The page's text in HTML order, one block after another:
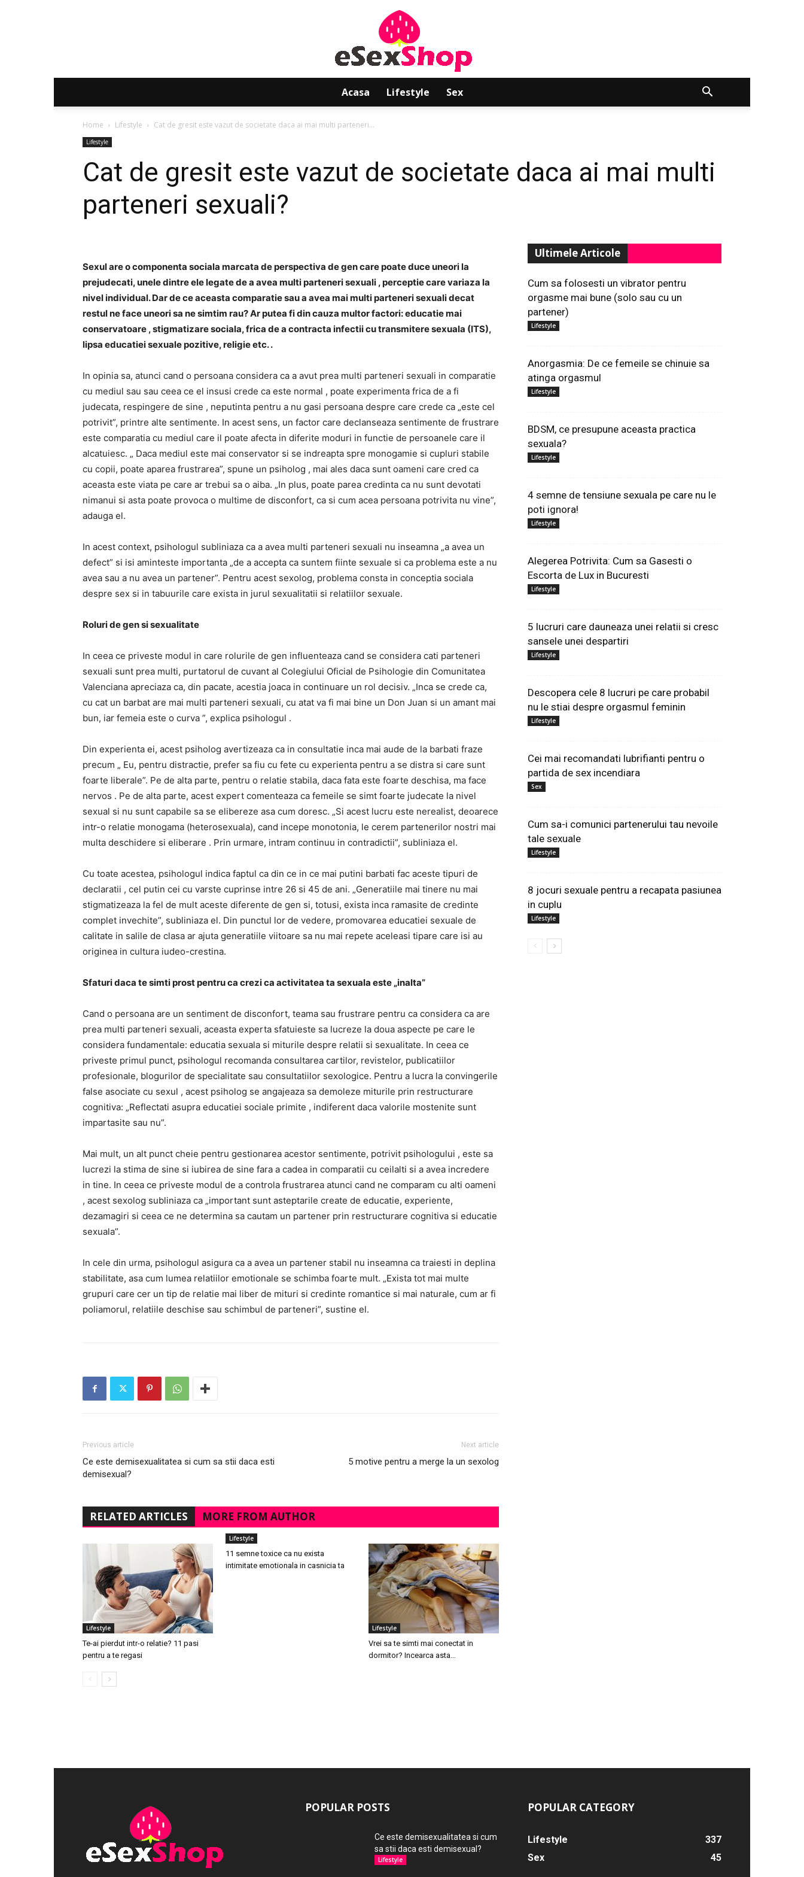
Acasa Lifestyle Sex
Home Lifestyle Cat de gresit este vazut de societate daca ai mai multi parteneri...
Lifestyle
Cat de gresit este vazut de societate daca ai mai multi
parteneri sexuali?
Sexul are o componenta sociala marcata de perspectiva de gen care poate duce uneori la
prejudecati, unele dintre ele legate de a avea multi parteneri sexuali , perceptie care variaza la
nivel individual. Dar de ce aceasta comparatie sau a avea mai multi parteneri sexuali decat
restul ne face uneori sa ne simtim rau? Ar putea fi din cauza multor factori: educatie mai
conservatoare , stigmatizare sociala, frica de a contracta infectii cu transmitere sexuala (ITS),
lipsa educatiei sexuale pozitive, religie etc. .
In opinia sa, atunci cand o persoana considera ca a avut prea multi parteneri sexuali in comparatie
cu mediul sau sau ceea ce el insusi crede ca este normal , poate experimenta frica de a fi
judecata, respingere de sine , neputinta pentru a nu gasi persoana despre care crede ca „este cel
potrivit”, printre alte sentimente. In acest sens, un factor care declanseaza sentimente de frustrare
este comparatia cu mediul care il poate afecta in diferite moduri in functie de persoanele care il
alcatuiesc. „ Daca mediul este mai conservator si se indreapta spre monogamie si cupluri stabile
cu copii, poate aparea frustrarea”, spune un psiholog , mai ales daca sunt oameni care cred ca
aceasta este viata pe care ar trebui sa o aiba. „In plus, poate parea credinta ca nu sunt devotati
nimanui si asta poate provoca o multime de disconfort, ca si cum acea persoana potrivita nu vine”,
adauga el.
In acest context, psihologul subliniaza ca a avea multi parteneri sexuali nu inseamna „a avea un
defect” si isi aminteste importanta „de a accepta ca suntem fiinte sexuale si ca problema este a nu
avea sau a nu avea un partener”. Pentru acest sexolog, problema consta in conceptia sociala
despre sex si in tabuurile care exista in jurul sexualitatii si relatiilor sexuale.
Roluri de gen si sexualitate
In ceea ce priveste modul in care rolurile de gen influenteaza cand se considera cati parteneri
sexuali sunt prea multi, purtatorul de cuvant al Colegiului Oficial de Psihologie din Comunitatea
Valenciana apreciaza ca, din pacate, acestia joaca in continuare un rol decisiv. „Inca se crede ca,
cu cat un barbat are mai multi parteneri sexuali, cu atat va fi mai bine un Don Juan si un amant mai
bun, iar femeia este o curva ”, explica psihologul .
Din experienta ei, acest psiholog avertizeaza ca in consultatie inca mai aude de la barbati fraze
precum „ Eu, pentru distractie, prefer sa fiu cu fete cu experienta pentru a se distra si care sunt
foarte liberale”. Pe de alta parte, pentru o relatie stabila, daca fata este foarte deschisa, ma face
nervos . Pe de alta parte, acest expert comenteaza ca femeile se simt foarte judecate la nivel
sexual si nu sunt capabile sa se elibereze asa cum doresc. „Si acest lucru este nerealist, deoarece
intr-o relatie monogama (heterosexuala), cand incepe monotonia, le cerem partenerilor nostri mai
multa deschidere si eliberare . Prin urmare, intram continuu in contradictii”, subliniaza el.
Cu toate acestea, psihologul indica faptul ca din ce in ce mai putini barbati fac aceste tipuri de
declaratii , cel putin cei cu varste cuprinse intre 26 si 45 de ani. „Generatiile mai tinere nu mai
stigmatizeaza la fel de mult aceste diferente de gen si, totusi, exista inca ramasite de credinte
complet invechite”, subliniaza el. Din punctul lor de vedere, promovarea educatiei sexuale de
calitate in salile de clasa ar ajuta generatiile viitoare sa nu mai repete aceleasi tipare care isi au
originea in cultura iudeo-crestina.
Sfaturi daca te simti prost pentru ca crezi ca activitatea ta sexuala este „inalta”
Cand o persoana are un sentiment de disconfort, teama sau frustrare pentru ca considera ca are
prea multi parteneri sexuali, aceasta experta sfatuieste sa lucreze la doua aspecte pe care le
considera fundamentale: educatia sexuala si miturile despre relatii si sexualitate. In ceea ce
priveste primul punct, psihologul recomanda consultarea cartilor, revistelor, publicatiilor
profesionale, blogurilor de specialitate sau consultatiilor sexologice. Pentru a lucra la convingerile
false asociate cu sexul , acest psiholog se angajeaza sa demoleze miturile prin restructurare
cognitiva: „Reflectati asupra educatiei sociale primite , indiferent daca valorile mostenite sunt
impartasite sau nu”.
Mai mult, un alt punct cheie pentru gestionarea acestor sentimente, potrivit psihologului , este sa
lucrezi la stima de sine si iubirea de sine fara a cadea in comparatii cu ceilalti si a avea incredere
in tine. In ceea ce priveste modul de a controla frustrarea atunci cand ne comparam cu alti oameni
, acest sexolog subliniaza ca „important sunt asteptarile create de educatie, experiente,
dezamagiri si ceea ce ne determina sa cautam un partener prin restructurare cognitiva si educatie
sexuala”.
In cele din urma, psihologul asigura ca a avea un partener stabil nu inseamna ca traiesti in deplina
stabilitate, asa cum lumea relatiilor emotionale se schimba foarte mult. „Exista tot mai multe
grupuri care cer un tip de relatie mai liber de mituri si credinte romantice si mai naturale, cum ar fi
poliamorul, relatiile deschise sau schimbul de parteneri”, sustine el.
Previous article
Ce este demisexualitatea si cum sa stii daca esti
demisexual?
Next article
5 motive pentru a merge la un sexolog
RELATED ARTICLES MORE FROM AUTHOR
Lifestyle
Te-ai pierdut intr-o relatie? 11 pasi
pentru a te regasi
Lifestyle
11 semne toxice ca nu exista
intimitate emotionala in casnicia ta
Lifestyle
Vrei sa te simti mai conectat in
dormitor? Incearca asta…
Ultimele Articole
Cum sa folosesti un vibrator pentru
orgasme mai bune (solo sau cu un
partener)
Lifestyle
Anorgasmia: De ce femeile se chinuie sa
atinga orgasmul
Lifestyle
BDSM, ce presupune aceasta practica
sexuala?
Lifestyle
4 semne de tensiune sexuala pe care nu le
poti ignora!
Lifestyle
Alegerea Potrivita: Cum sa Gasesti o
Escorta de Lux in Bucuresti
Lifestyle
5 lucruri care dauneaza unei relatii si cresc
sansele unei despartiri
Lifestyle
Descopera cele 8 lucruri pe care probabil
nu le stiai despre orgasmul feminin
Lifestyle
Cei mai recomandati lubrifianti pentru o
partida de sex incendiara
Sex
Cum sa-i comunici partenerului tau nevoile
tale sexuale
Lifestyle
8 jocuri sexuale pentru a recapata pasiunea
in cuplu
Lifestyle
POPULAR POSTS
Ce este demisexualitatea si cum
sa stii daca esti demisexual?
Lifestyle
POPULAR CATEGORY
Lifestyle
337
Sex
45